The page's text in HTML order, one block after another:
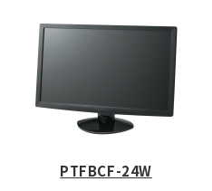
PTFBCF-24W